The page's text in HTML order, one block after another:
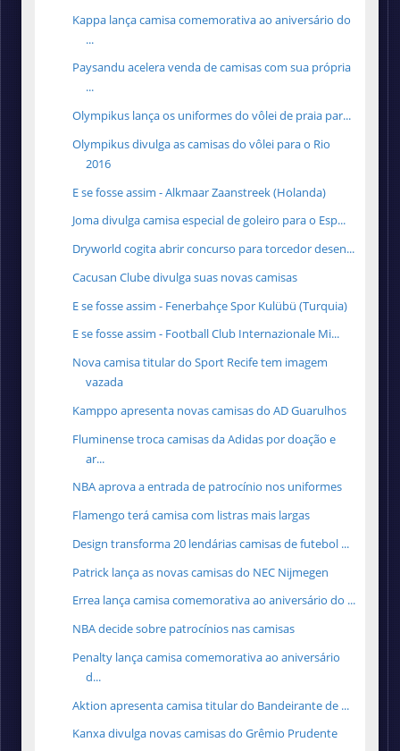
Kappa lança camisa comemorativa ao aniversário do
...
Paysandu acelera venda de camisas com sua própria
...
Olympikus lança os uniformes do vôlei de praia par...
Olympikus divulga as camisas do vôlei para o Rio
2016
E se fosse assim - Alkmaar Zaanstreek (Holanda)
Joma divulga camisa especial de goleiro para o Esp...
Dryworld cogita abrir concurso para torcedor desen...
Cacusan Clube divulga suas novas camisas
E se fosse assim - Fenerbahçe Spor Kulübü (Turquia)
E se fosse assim - Football Club Internazionale Mi...
Nova camisa titular do Sport Recife tem imagem
vazada
Kamppo apresenta novas camisas do AD Guarulhos
Fluminense troca camisas da Adidas por doação e
ar...
NBA aprova a entrada de patrocínio nos uniformes
Flamengo terá camisa com listras mais largas
Design transforma 20 lendárias camisas de futebol ...
Patrick lança as novas camisas do NEC Nijmegen
Errea lança camisa comemorativa ao aniversário do ...
NBA decide sobre patrocínios nas camisas
Penalty lança camisa comemorativa ao aniversário
d...
Aktion apresenta camisa titular do Bandeirante de ...
Kanxa divulga novas camisas do Grêmio Prudente